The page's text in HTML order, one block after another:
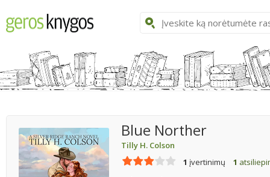
Blue Norther
Tilly H. Colson
1 įvertinimų 1